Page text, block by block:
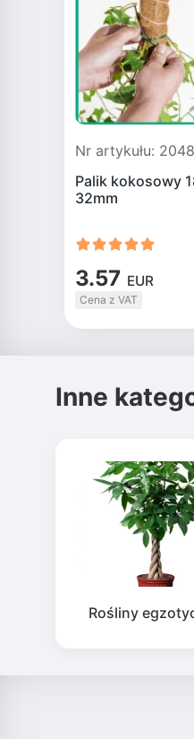
Nr artykułu: 2048
Palik kokosowy
32mm
3.57 EUR
Cena z VAT
Inne
Rośliny